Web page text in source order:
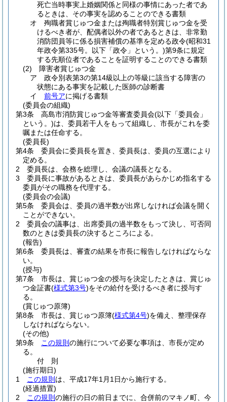
死亡当時事実上婚姻関係と同様の事情にあった者であ
るときは、その事実を認めることのできる書類
オ
殉職者賞じゅつ金または殉職者特別賞じゅつ金を受
けるべき者が、配偶者以外の者であるときは、非常勤
消防団員等に係る損害補償の基準を定める政令(昭和31
年政令第335号。以下「政令」という。)第9条に規定
する先順位者であることを証明することのできる書類
(2)
障害者賞じゅつ金
ア
政令別表第3の第14級以上の等級に該当する障害の
状態にある事実を記載した医師の診断書
イ
前号アに掲げる書類
(委員会の組織)
第3条
高島市消防賞じゅつ金等審査委員会(以下「委員会」
という。)は、委員若干人をもって組織し、市長がこれを委
嘱または任命する。
(委員長)
第4条
委員会に委員長を置き、委員長は、委員の互選により
定める。
2
委員長は、会務を総理し、会議の議長となる。
3
委員長に事故があるときは、委員長があらかじめ指名する
委員がその職務を代理する。
(委員会の会議)
第5条
委員会は、委員の過半数が出席しなければ会議を開く
ことができない。
2
委員会の議事は、出席委員の過半数をもって決し、可否同
数のときは委員長の決するところによる。
(報告)
第6条
委員長は、審査の結果を市長に報告しなければならな
い。
(授与)
第7条
市長は、賞じゅつ金の授与を決定したときは、賞じゅ
つ金証書(様式第3号)をその給付を受けるべき者に授与す
る。
(賞じゅつ原簿)
第8条
市長は、賞じゅつ原簿(様式第4号)を備え、整理保存
しなければならない。
(その他)
第9条
この規則 の施行について必要な事項は、市長が定め
る。
付 則
(施行期日)
1
この規則 は、平成17年1月1日から施行する。
(経過措置)
2
この規則 の施行の日の前日までに、合併前のマキノ町、今